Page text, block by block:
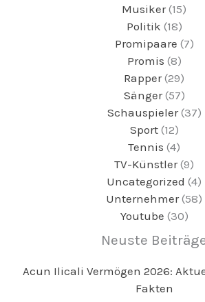
Musiker(15)
Politik (18)
Promipaare (7)
Promis (8)
Rapper(29)
Sänger(57)
Schauspieler(37)
Sport(12)
Tennis (4)
TV-Künstler(9)
Uncategorized (4)
Unternehmer(58)
Youtube (30)
Neuste
Acun Ilicali Vermögen 2026:
Fakten